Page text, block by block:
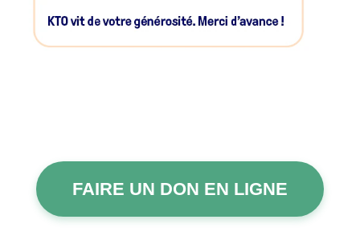
FAIRE UN DON EN LIGNE